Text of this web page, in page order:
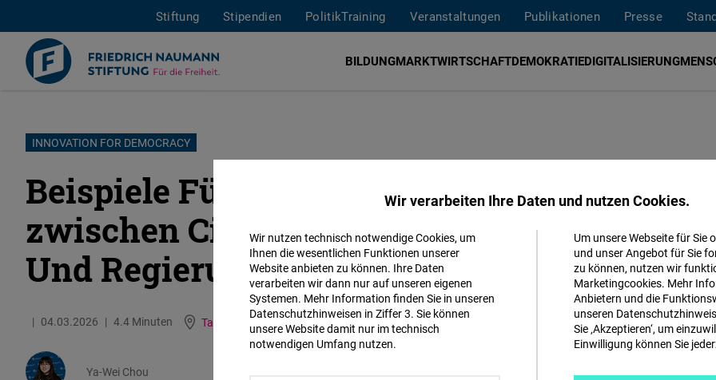
Direkt
Inhalt
Stiftung Stipendien PolitikTraining Veranstaltungen Publikationen Presse
BILDUNGMARKTWIRTSCHAFTDEMOKRATIEDIGITALISIERUNG
INNOVATION FOR DEMOCRACY
Beispiele Für Die Zusammenarbeit
zwischen Civic Tech Communities
Und Regierungen
04.03.2026 4.4 Minuten Taiwan Englisch
Ya-Wei Chou
Wir verarbeiten Ihre Daten und nutzen Cookies.
Wir nutzen technisch notwendige Cookies, um
Ihnen die wesentlichen Funktionen unserer
Website anbieten zu können. Ihre Daten
verarbeiten wir dann nur auf unseren eigenen
Systemen. Mehr Information finden Sie in unseren
Datenschutzhinweisen in Ziffer 3. Sie können
unsere Website damit nur im technisch
notwendigen Umfang nutzen.
Um unsere Webseite für Sie
und unser Angebot für Sie
zu können, nutzen wir
Marketingcookies. Mehr
Anbietern und die
unseren
Sie ‚Akzeptieren‘, um
Einwilligung können Sie
Matomo
Facebook
Embed
Akzeptieren